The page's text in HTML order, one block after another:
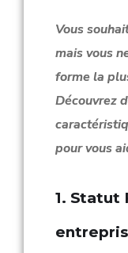
Vous
mais vous
forme la
Découvrez
pour vous
1. Statut